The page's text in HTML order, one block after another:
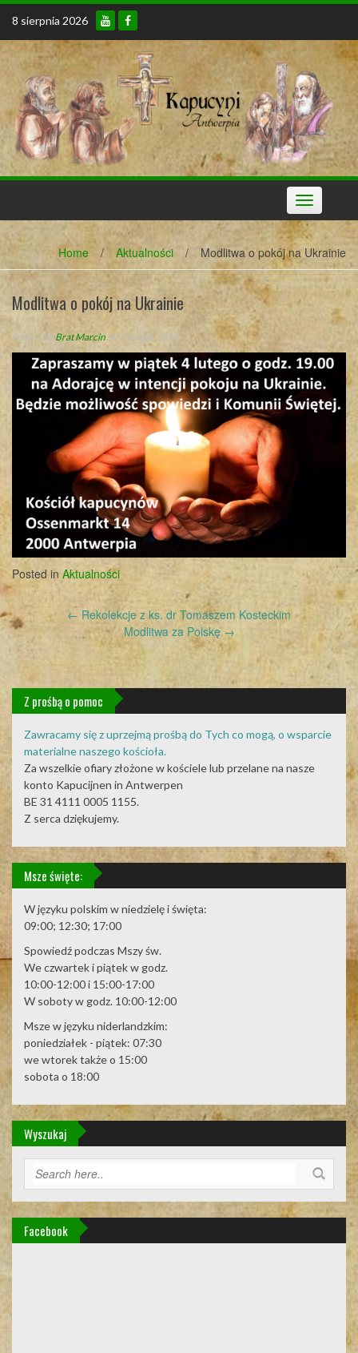
Skip
content
8 sierpnia 2026
Toggle
navigation
Home / Aktualności / Modlitwa o pokój na Ukrainie
Modlitwa o pokój na Ukrainie
Posted ByBrat Marcin on 2 lutego 2022
Posted in Aktualności
Post
navigation
← Rekolekcje z ks. dr Tomaszem Kosteckim
Modlitwa za Polskę→
Z prośbą o pomoc
Zawracamy się z uprzejmą prośbą do Tych co mogą, o wsparcie
materialne naszego kościoła.
Za wszelkie ofiary złożone w kościele lub przelane na nasze
konto Kapucijnen in Antwerpen
BE 31 4111 0005 1155.
Z serca dziękujemy.
Msze święte:
W języku polskim w niedzielę i święta:
09:00; 12:30; 17:00
Spowiedź podczas Mszy św.
We czwartek i piątek w godz.
10:00-12:00 i 15:00-17:00
W soboty w godz. 10:00-12:00
Msze w języku niderlandzkim:
poniedziałek - piątek: 07:30
we wtorek także o 15:00
sobota o 18:00
Wyszukaj
Facebook